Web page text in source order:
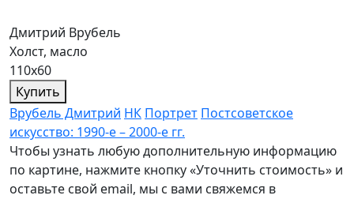
Дмитрий Врубель
Холст, масло
110х60
Купить
Врубель Дмитрий НК Портрет Постсоветское
искусство: 1990-е – 2000-е гг.
Чтобы узнать любую дополнительную информацию
по картине, нажмите кнопку «Уточнить стоимость» и
оставьте свой email, мы с вами свяжемся в